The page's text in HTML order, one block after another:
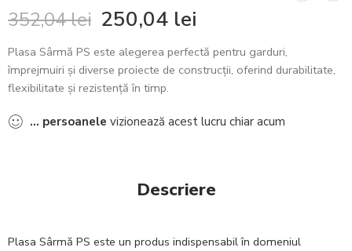
352,04lei 250,04 lei
Plasa Sârmă PS este alegerea perfectă pentru garduri,
împrejmuiri și diverse proiecte de construcții, oferind durabilitate,
flexibilitate și rezistență în timp.
... persoanele vizionează acest lucru chiar acum
Descriere
Plasa Sârmă PS este un produs indispensabil în domeniul